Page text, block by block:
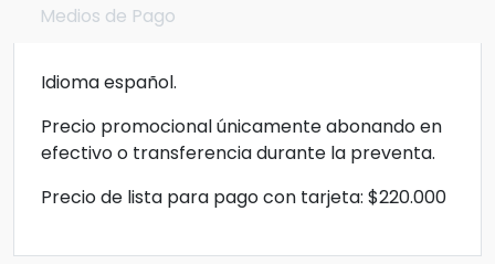
Medios de Pago
Idioma español.
Precio promocional únicamente abonando en
efectivo o transferencia durante la preventa.
Precio de lista para pago con tarjeta: $220.000